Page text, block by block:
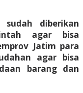
diberikan
agar bisa
Jatim para
agar bisa
barang dan